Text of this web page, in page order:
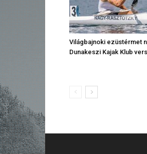
Világbajnoki ezüstérmet
Dunakeszi Kajak Klub